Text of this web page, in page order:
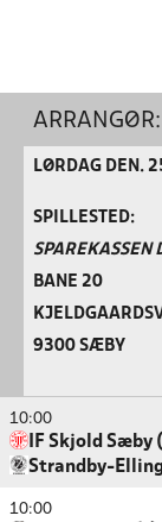
ARRANGØR:
LØRDAG DEN.
SPILLESTED:
BANE 20
9300 SÆBY
10:00
IF Skjold Sæby
Strandby-
10:00